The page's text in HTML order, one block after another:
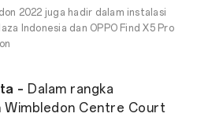
2022 juga hadir dalam instalasi
Indonesia dan OPPO Find X5 Pro
– Dalam rangka
Wimbledon Centre Court